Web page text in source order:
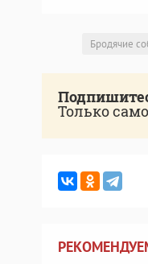
Бродячие
Только